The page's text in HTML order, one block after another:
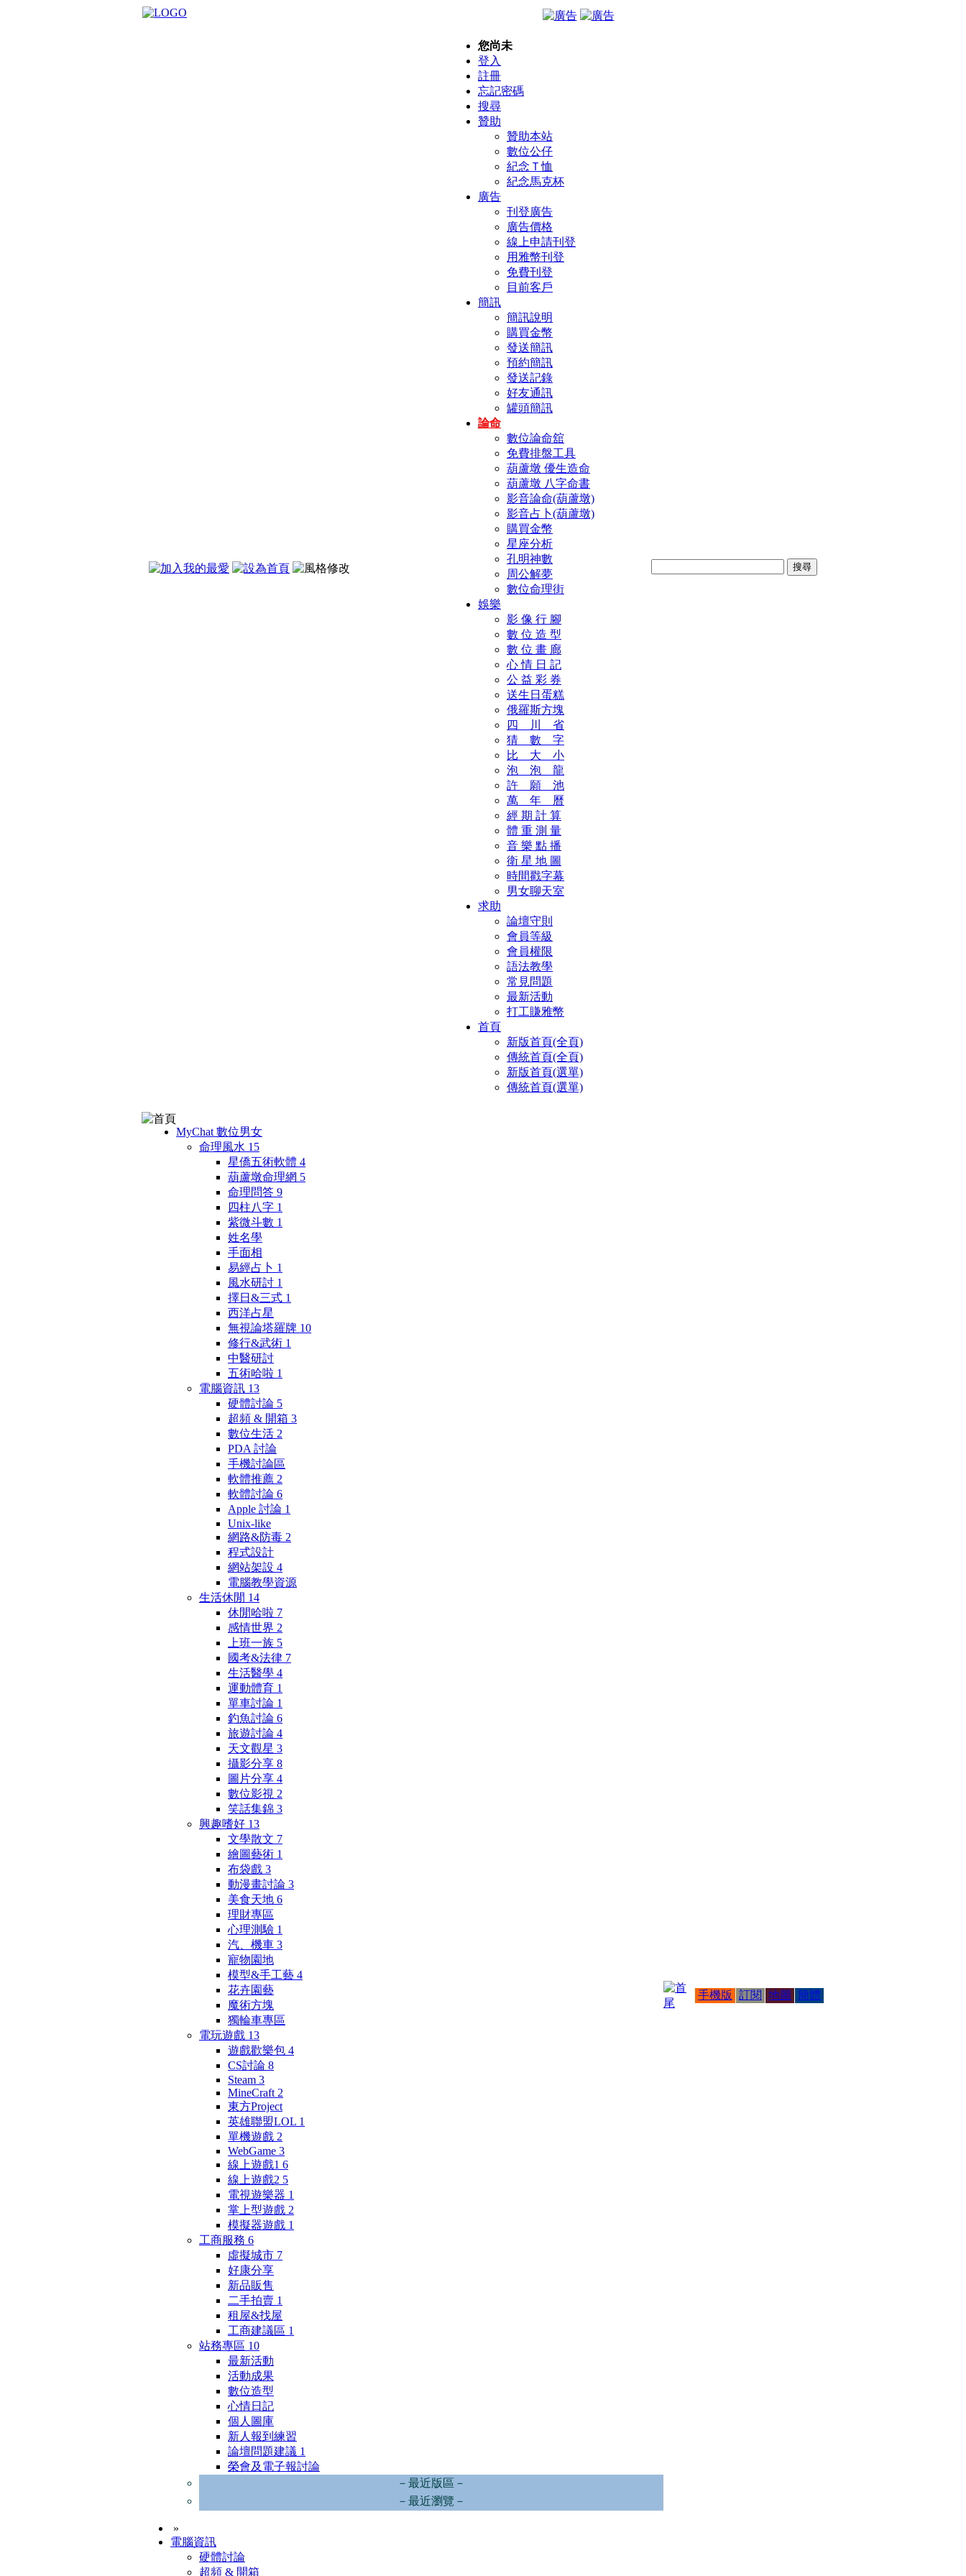
您尚未
登入
註冊
忘記密碼
搜尋
贊助
贊助本站
數位公仔
紀念Ｔ恤
紀念馬克杯
廣告
刊登廣告
廣告價格
線上申請刊登
用雅幣刊登
免費刊登
目前客戶
簡訊
簡訊說明
購買金幣
發送簡訊
預約簡訊
發送記錄
好友通訊
罐頭簡訊
論命
數位論命舘
免費排盤工具
葫蘆墩 優生造命
葫蘆墩 八字命書
影音論命(葫蘆墩)
影音占卜(葫蘆墩)
購買金幣
星座分析
孔明神數
周公解夢
數位命理街
娛樂
影 像 行 腳
數 位 造 型
數 位 畫 廊
心 情 日 記
公 益 彩 券
送生日蛋糕
俄羅斯方塊
四 川 省
猜 數 字
比 大 小
泡 泡 龍
許 願 池
萬 年 曆
經 期 計 算
體 重 測 量
音 樂 點 播
衛 星 地 圖
時間戳字幕
男女聊天室
求助
論壇守則
會員等級
會員權限
語法教學
常見問題
最新活動
打工賺雅幣
首頁
新版首頁(全頁)
傳統首頁(全頁)
新版首頁(選單)
傳統首頁(選單)
MyChat 數位男女
命理風水 15
星僑五術軟體 4
葫蘆墩命理網 5
命理問答 9
四柱八字 1
紫微斗數 1
姓名學
手面相
易經占卜 1
風水研討 1
擇日&三式 1
西洋占星
無視論塔羅牌 10
修行&武術 1
中醫研討
五術哈啦 1
電腦資訊 13
硬體討論 5
超頻 & 開箱 3
數位生活 2
PDA 討論
手機討論區
軟體推薦 2
軟體討論 6
Apple 討論 1
Unix-like
網路&防毒 2
程式設計
網站架設 4
電腦教學資源
生活休閒 14
休閒哈啦 7
感情世界 2
上班一族 5
國考&法律 7
生活醫學 4
運動體育 1
單車討論 1
釣魚討論 6
旅遊討論 4
天文觀星 3
攝影分享 8
圖片分享 4
數位影視 2
笑話集錦 3
興趣嗜好 13
文學散文 7
繪圖藝術 1
布袋戲 3
動漫畫討論 3
美食天地 6
理財專區
心理測驗 1
汽、機車 3
寵物園地
模型&手工藝 4
花卉園藝
魔術方塊
獨輪車專區
電玩遊戲 13
遊戲歡樂包 4
CS討論 8
Steam 3
MineCraft 2
東方Project
英雄聯盟LOL 1
單機遊戲 2
WebGame 3
線上遊戲1 6
線上遊戲2 5
電視遊樂器 1
掌上型遊戲 2
模擬器遊戲 1
工商服務 6
虛擬城市 7
好康分享
新品販售
二手拍賣 1
租屋&找屋
工商建議區 1
站務專區 10
最新活動
活動成果
數位造型
心情日記
個人圖庫
新人報到練習
論壇問題建議 1
榮會及電子報討論
－最近版區－
－最近瀏覽－
»
電腦資訊
硬體討論
超頻 & 開箱
手機版 訂閱 地圖 簡體